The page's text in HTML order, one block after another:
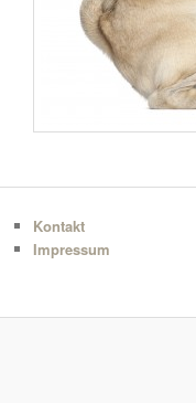
Kontakt
Impressum